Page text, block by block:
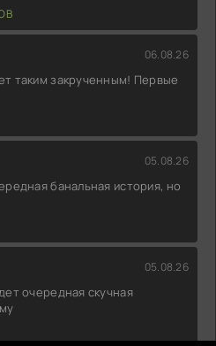
06.08.26
таким закрученным! Первые
05.08.26
банальная история, но
05.08.26
очередная скучная